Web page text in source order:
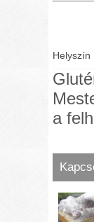
Helyszín
a